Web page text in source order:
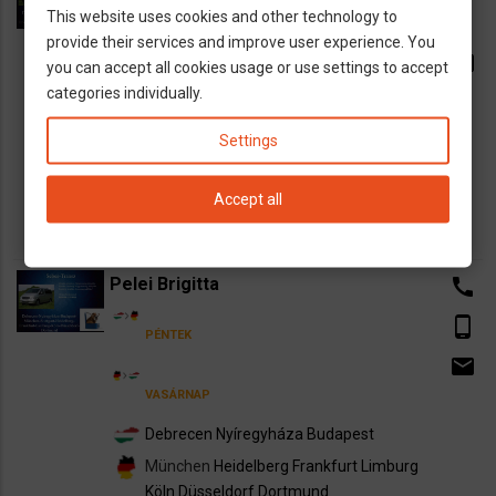
VASÁRNAP
Nyíregyháza
DortmundDüsseldorfKölnLimburg
email
Pelei Brigitta
PÉNTEK
VASÁRNAP
Debrecen Nyíregyháza Budapest
München Heidelberg Frankfurt
Limburg
Köln Düsseldorf Dortmund
call
phone_android
email
This website uses cookies and other technology to
provide their services and improve user experience. You
you can accept all cookies usage or use settings to accept
categories individually.
Settings
Accept all